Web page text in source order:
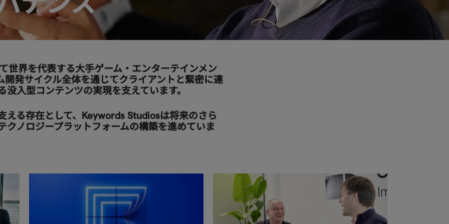
世界を代表する大手ゲーム・エンターテインメン
発サイクル全体を通じてクライアントと緊密に連
入型コンテンツの実現を支えています。
える存在として、Keywords Studiosは将来のさら
クノロジープラットフォームの構築を進めていま